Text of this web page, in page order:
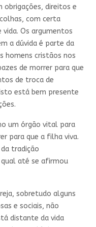
obrigações, direitos e
com certa
vida. Os argumentos
a dúvida é parte da
homens cristãos nos
de morrer para que
de troca de
está bem presente
um órgão vital para
para que a filha viva.
da tradição
até se afirmou
sobretudo alguns
e sociais, não
distante da vida